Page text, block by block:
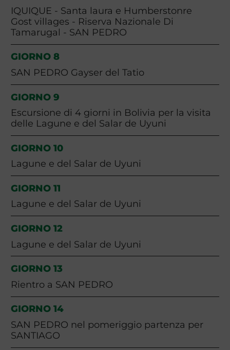
IQUIQUE - Santa laura e Humberstonre
Gost villages - Riserva Nazionale Di
Tamarugal - SAN PEDRO
GIORNO 8
SAN PEDRO Gayser del Tatio
GIORNO 9
Escursione di 4 giorni in Bolivia per la visita
delle Lagune e del Salar de Uyuni
GIORNO 10
Lagune e del Salar de Uyuni
GIORNO 11
Lagune e del Salar de Uyuni
GIORNO 12
Lagune e del Salar de Uyuni
GIORNO 13
Rientro a SAN PEDRO
GIORNO 14
SAN PEDRO nel pomeriggio partenza per
SANTIAGO